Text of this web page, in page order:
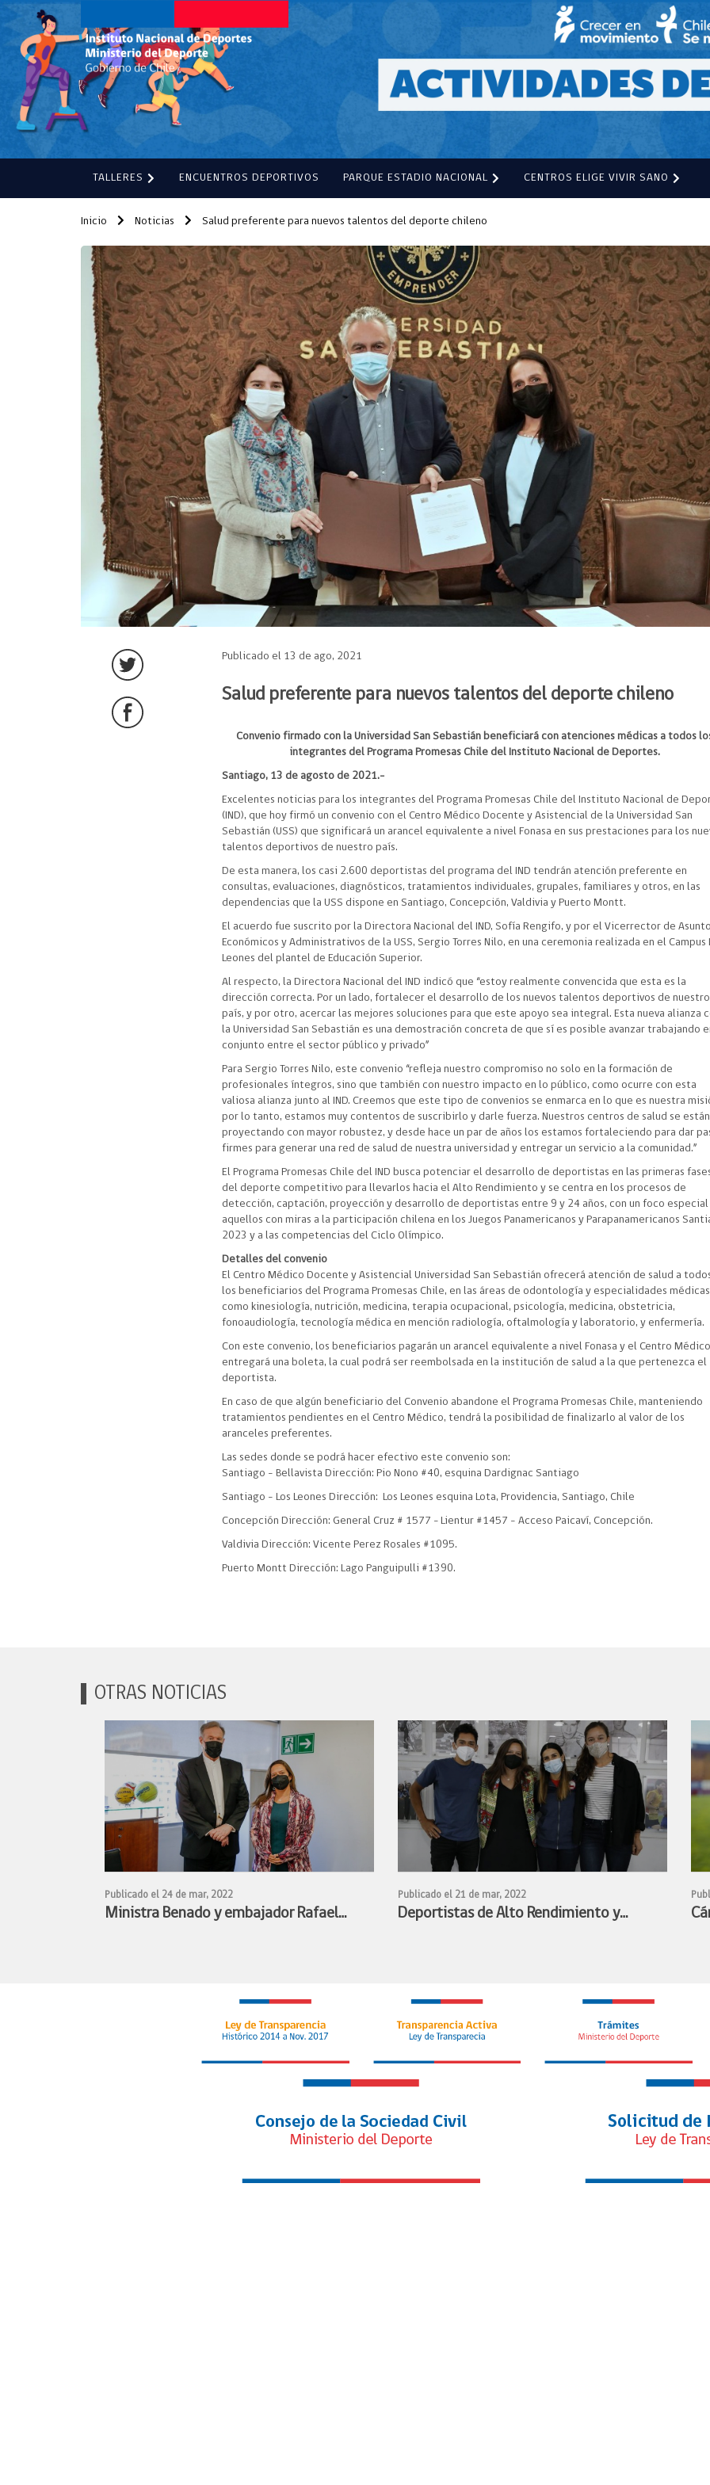
TALLERES ENCUENTROS DEPORTIVOS PARQUE ESTADIO NACIONAL CENTROS ELIGE VIVIR SANO
Inicio Noticias Salud preferente para nuevos talentos del deporte chileno
Publicado el 13 de ago, 2021
Salud preferente para nuevos talentos del deporte chileno
Convenio firmado con la Universidad San Sebastián beneficiará con atenciones médicas a todos
integrantes del Programa Promesas Chile del Instituto Nacional de Deportes.
Santiago, 13 de agosto de 2021.-
Excelentes noticias para los integrantes del Programa Promesas Chile del Instituto Nacional de
(IND), que hoy firmó un convenio con el Centro Médico Docente y Asistencial de la Universidad San
Sebastián (USS) que significará un arancel equivalente a nivel Fonasa en sus prestaciones para los
talentos deportivos de nuestro país.
De esta manera, los casi 2.600 deportistas del programa del IND tendrán atención preferente en
consultas, evaluaciones, diagnósticos, tratamientos individuales, grupales, familiares y otros, en las
dependencias que la USS dispone en Santiago, Concepción, Valdivia y Puerto Montt.
El acuerdo fue suscrito por la Directora Nacional del IND, Sofía Rengifo, y por el Vicerrector de
Económicos y Administrativos de la USS, Sergio Torres Nilo, en una ceremonia realizada en el Campus
Leones del plantel de Educación Superior.
Al respecto, la Directora Nacional del IND indicó que “estoy realmente convencida que esta es la
dirección correcta. Por un lado, fortalecer el desarrollo de los nuevos talentos deportivos de nuestro
país, y por otro, acercar las mejores soluciones para que este apoyo sea integral. Esta nueva alianza
la Universidad San Sebastián es una demostración concreta de que sí es posible avanzar trabajando
conjunto entre el sector público y privado”
Para Sergio Torres Nilo, este convenio “refleja nuestro compromiso no solo en la formación de
profesionales íntegros, sino que también con nuestro impacto en lo público, como ocurre con esta
valiosa alianza junto al IND. Creemos que este tipo de convenios se enmarca en lo que es nuestra
por lo tanto, estamos muy contentos de suscribirlo y darle fuerza. Nuestros centros de salud se están
proyectando con mayor robustez, y desde hace un par de años los estamos fortaleciendo para dar
firmes para generar una red de salud de nuestra universidad y entregar un servicio a la comunidad.”
El Programa Promesas Chile del IND busca potenciar el desarrollo de deportistas en las primeras
del deporte competitivo para llevarlos hacia el Alto Rendimiento y se centra en los procesos de
detección, captación, proyección y desarrollo de deportistas entre 9 y 24 años, con un foco especial
aquellos con miras a la participación chilena en los Juegos Panamericanos y Parapanamericanos
2023 y a las competencias del Ciclo Olímpico.
Detalles del convenio
El Centro Médico Docente y Asistencial Universidad San Sebastián ofrecerá atención de salud a
los beneficiarios del Programa Promesas Chile, en las áreas de odontología y especialidades médicas
como kinesiología, nutrición, medicina, terapia ocupacional, psicología, medicina, obstetricia,
fonoaudiología, tecnología médica en mención radiología, oftalmología y laboratorio, y enfermería.
Con este convenio, los beneficiarios pagarán un arancel equivalente a nivel Fonasa y el Centro Médico
entregará una boleta, la cual podrá ser reembolsada en la institución de salud a la que pertenezca el
deportista.
En caso de que algún beneficiario del Convenio abandone el Programa Promesas Chile, manteniendo
tratamientos pendientes en el Centro Médico, tendrá la posibilidad de finalizarlo al valor de los
aranceles preferentes.
Las sedes donde se podrá hacer efectivo este convenio son:
Santiago – Bellavista Dirección: Pio Nono #40, esquina Dardignac Santiago
Santiago – Los Leones Dirección: Los Leones esquina Lota, Providencia, Santiago, Chile
Concepción Dirección: General Cruz # 1577 - Lientur #1457 – Acceso Paicaví, Concepción.
Valdivia Dirección: Vicente Perez Rosales #1095.
Puerto Montt Dirección: Lago Panguipulli #1390.
OTRAS NOTICIAS
Publicado el 24 de mar, 2022
Ministra Benado y embajador Rafael
Publicado el 21 de mar, 2022
Deportistas de Alto Rendimiento y
alto rendimiento